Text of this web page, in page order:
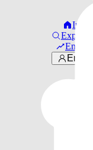
Início
Explorar
Em alta
Entrar